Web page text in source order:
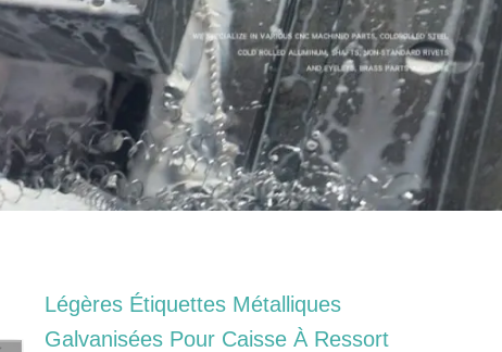
Légères Étiquettes Métalliques
Galvanisées Pour Caisse À Ressort